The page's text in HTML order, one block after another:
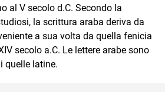
al V secolo d.C. Secondo la
la scrittura araba deriva da
a sua volta da quella fenicia
secolo a.C. Le lettere arabe sono
quelle latine.